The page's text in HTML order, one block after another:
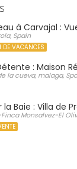
à Carvajal :
Spain
DE VACANCES
: Maison
la cueva, malaga,
la Baie : Villa de
Monsalvez-El